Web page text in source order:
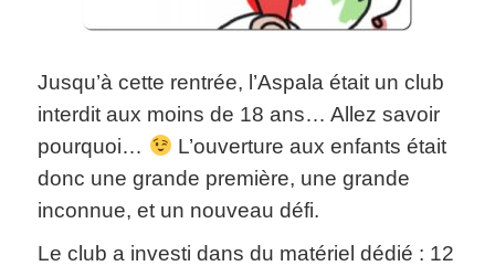
Jusqu’à cette rentrée, l’Aspala était un club
interdit aux moins de 18 ans… Allez savoir
pourquoi…
L’ouverture aux enfants était
donc une grande première, une grande
inconnue, et un nouveau défi.
Le club a investi dans du matériel dédié : 12